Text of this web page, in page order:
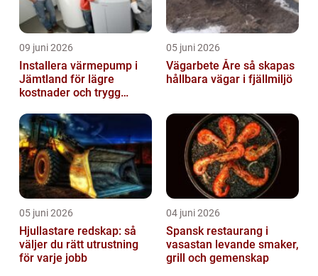
09 juni 2026
Installera värmepump i
Jämtland för lägre
kostnader och trygg
05 juni 2026
Vägarbete Åre så skapas
hållbara vägar i fjällmiljö
05 juni 2026
Hjullastare redskap: så
väljer du rätt utrustning
för varje jobb
04 juni 2026
Spansk restaurang i
vasastan levande smaker,
grill och gemenskap